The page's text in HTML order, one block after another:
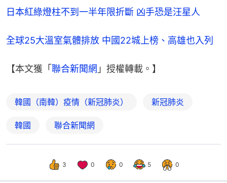
日本紅綠燈柱不到一半年限折斷 凶手恐是汪星人
全球25大溫室氣體排放 中國22城上榜、高雄也入列
【本文獲「聯合新聞網 」授權轉載。】
韓國（南韓）疫情（新冠肺炎） 新冠肺炎
韓國 聯合新聞網
3 0 0 5 0